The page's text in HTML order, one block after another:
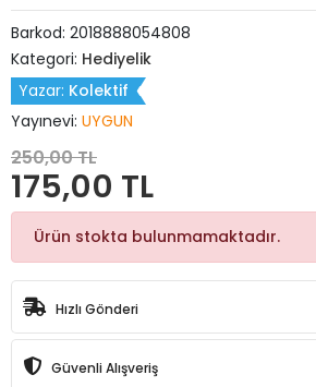
Barkod: 2018888054808
Kategori: Hediyelik
Yazar: Kolektif
Yayınevi: UYGUN
250,00 TL
175,00 TL
Ürün stokta bulunmamaktadır.
Hızlı Gönderi
Güvenli Alışveriş